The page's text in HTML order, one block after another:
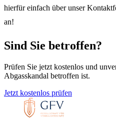
hierfür einfach über unser
an!
Sind Sie betroffen?
Prüfen Sie jetzt kostenlos und
Abgasskandal betroffen ist.
Jetzt kostenlos prüfen